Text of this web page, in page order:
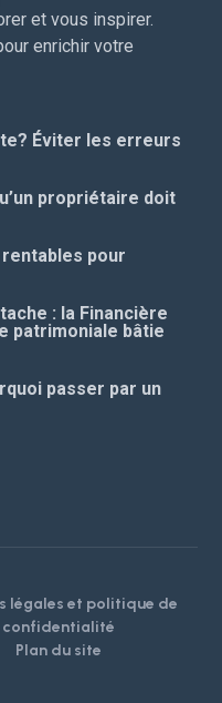
et vous inspirer.
enrichir votre
Éviter les erreurs
propriétaire doit
pour
: la Financière
patrimoniale bâtie
passer par un
légales et politique de
confidentialité
Plan du site